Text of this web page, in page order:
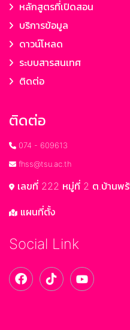
หลักสูตรที่เปิดสอน
บริการข้อมูล
ดาวน์โหลด
ระบบสารสนเทศ
ติดต่อ
ติดต่อ
074 - 609613
fhss@tsu.ac.th
เลขที่ 222 หมู่ที่ 2 ต.บ้านพ
แผนที่ตั้ง
Social Link